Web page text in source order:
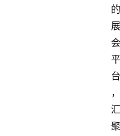
的
展
会
平
台
，
汇
聚